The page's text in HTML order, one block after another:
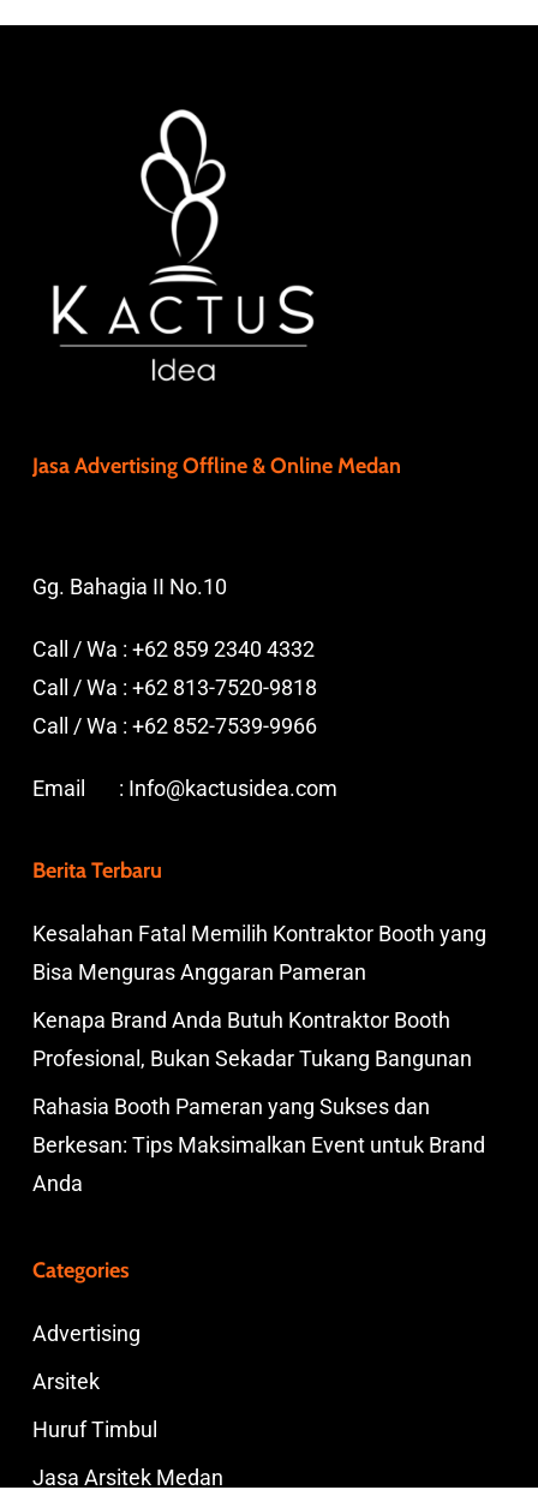
Jasa Advertising Offline & Online Medan
Gg. Bahagia II No.10
Call / Wa : +62 859 2340 4332
Call / Wa : +62 813-7520-9818
Call / Wa : +62 852-7539-9966
Email : Info@kactusidea.com
Berita Terbaru
Kesalahan Fatal Memilih Kontraktor Booth yang
Bisa Menguras Anggaran Pameran
Kenapa Brand Anda Butuh Kontraktor Booth
Profesional, Bukan Sekadar Tukang Bangunan
Rahasia Booth Pameran yang Sukses dan
Berkesan: Tips Maksimalkan Event untuk Brand
Anda
Categories
Advertising
Arsitek
Huruf Timbul
Jasa Arsitek Medan